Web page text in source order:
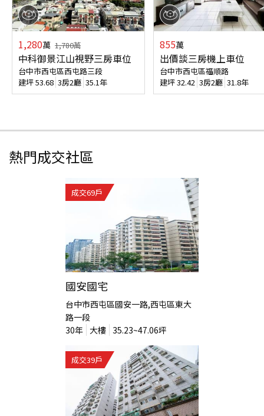
1,280萬 1,780萬
中科御景江山視野三房車位
台中市西屯區西屯路三段
建坪53.68 3房2廳 35.1年
855萬
出價談三房機上車位
台中市西屯區福順路
建坪32.42 3房2廳 31.8年
熱門成交社區
成交69戶
國安國宅
台中市西屯區國安一路,西屯區東大
路一段
30年 大樓 35.23~47.06坪
成交39戶